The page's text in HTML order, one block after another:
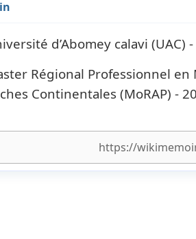
d’Abomey calavi (UAC)
Régional Professionnel
Continentales (MoRAP) -